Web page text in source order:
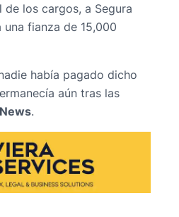
los cargos, a Segura
fianza de 15,000
había pagado dicho
aún tras las
.